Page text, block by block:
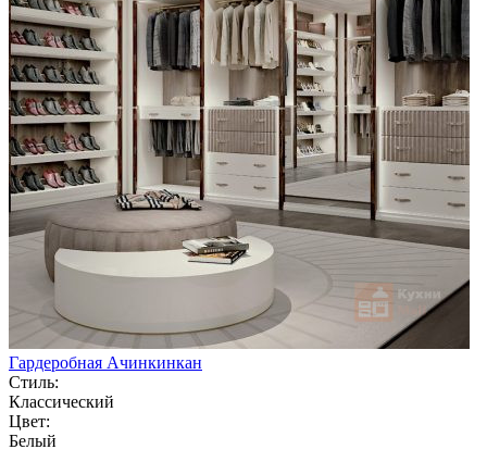
Гардеробная Ачинкинкан
Стиль:
Классический
Цвет:
Белый